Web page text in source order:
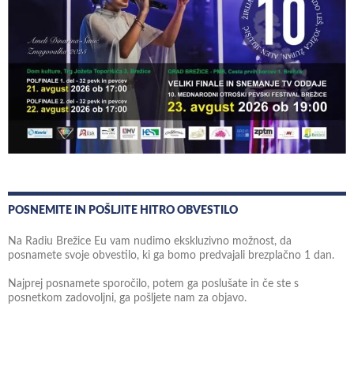
POSNEMITE IN POŠLJITE HITRO OBVESTILO
Na Radiu Brežice Eu vam nudimo ekskluzivno možnost, da
posnamete svoje obvestilo, ki ga bomo predvajali brezplačno 1 dan.
Najprej posnamete sporočilo, potem ga poslušate in če ste s
posnetkom zadovoljni, ga pošljete nam za objavo.